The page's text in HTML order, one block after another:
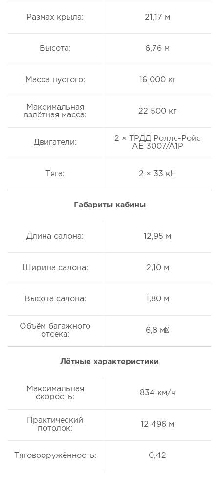
Размах крыла: 21,17 м
Высота: 6,76 м
Масса пустого: 16 000 кг
Максимальная
взлётная масса:
22 500 кг
Двигатели:
2 × ТРДД Роллс-Ройс
AE 3007/A1P
Тяга: 2 × 33 кН
Габариты кабины
Длина салона: 12,95 м
Ширина салона: 2,10 м
Высота салона: 1,80 м
Объём багажного
отсека:
6,8 м³
Лётные характеристики
Максимальная
скорость:
834 км/ч
Практический
потолок:
12 496 м
Тяговооружённость: 0,42